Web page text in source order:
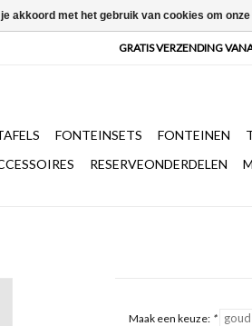
FONTEINSETS FONTEINEN
RESERVEONDERDELEN
Maak een keuze: *
akkoord met het gebruik van cookies om